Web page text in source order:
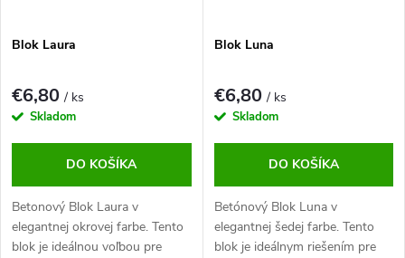
t
v
k
o
v
Blok Laura
€6,80/ ks
Skladom
DO KOŠÍKA
Betonový Blok Laura v
elegantnej okrovej farbe. Tento
blok je ideálnou voľbou pre
Blok Luna
€6,80/ ks
Skladom
DO KOŠÍKA
Betónový Blok Luna v
elegantnej šedej farbe. Tento
blok je ideálnym riešením pre